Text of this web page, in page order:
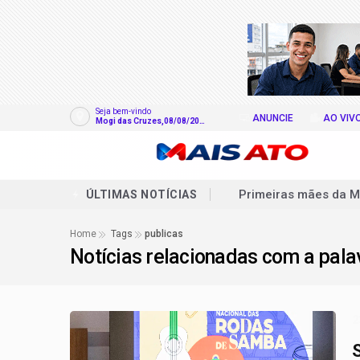
Seja bem-vindo
Mogi das Cruzes,08/08/202
ANUNCIE AO
ÚLTIMAS NOTÍCIAS
Primeiras mães da
Comissão pode
Projeto cria política
Projeto pune quem
Home Tags publicas
Notícias relacionadas com a